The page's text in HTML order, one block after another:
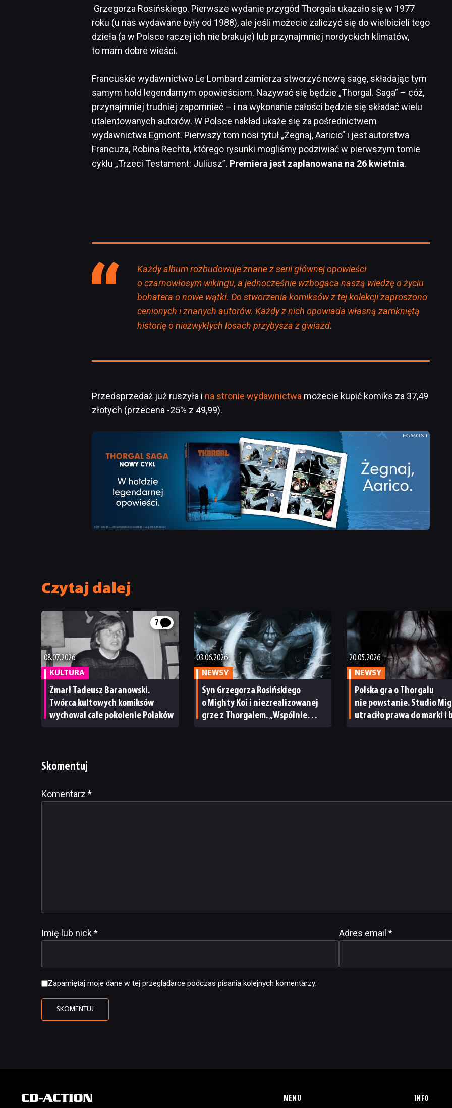
Grzegorza Rosińskiego. Pierwsze wydanie przygód Thorgala ukazało się w 1977
roku (u nas wydawane były od 1988), ale jeśli możecie zaliczyć się do wielbicieli tego
dzieła (a w Polsce raczej ich nie brakuje) lub przynajmniej nordyckich klimatów,
to mam dobre wieści.
Francuskie wydawnictwo Le Lombard zamierza stworzyć nową sagę, składając tym
samym hołd legendarnym opowieściom. Nazywać się będzie „Thorgal. Saga” – cóż,
przynajmniej trudniej zapomnieć – i na wykonanie całości będzie się składać wielu
utalentowanych autorów. W Polsce nakład ukaże się za pośrednictwem
wydawnictwa Egmont. Pierwszy tom nosi tytuł „Żegnaj, Aaricio” i jest autorstwa
Francuza, Robina Rechta, którego rysunki mogliśmy podziwiać w pierwszym tomie
cyklu „Trzeci Testament: Juliusz”. Premiera jest zaplanowana na 26 kwietnia.
Każdy album rozbudowuje znane z serii głównej opowieści
o czarnowłosym wikingu, a jednocześnie wzbogaca naszą wiedzę o życiu
bohatera o nowe wątki. Do stworzenia komiksów z tej kolekcji zaproszono
cenionych i znanych autorów. Każdy z nich opowiada własną zamkniętą
historię o niezwykłych losach przybysza z gwiazd.
Przedsprzedaż już ruszyła i na stronie wydawnictwa możecie kupić komiks za 37,49
złotych (przecena -25% z 49,99).
Czytaj dalej
7
08.07.2026
KULTURA
Zmarł Tadeusz Baranowski.
Twórca kultowych komiksów
wychował całe pokolenie Polaków
03.06.2026
NEWSY
Syn Grzegorza Rosińskiego
o Mighty Koi i niezrealizowanej
grze z Thorgalem. „Wspólnie
20.05.2026
NEWSY
Polska gra o Thorgalu
nie powstanie. Studio
utraciło prawa do marki i
Skomentuj
Komentarz *
Imię lub nick* Adres email *
Zapamiętaj moje dane w tej przeglądarce podczas pisania kolejnych komentarzy.
Alternative:
MENU INFO